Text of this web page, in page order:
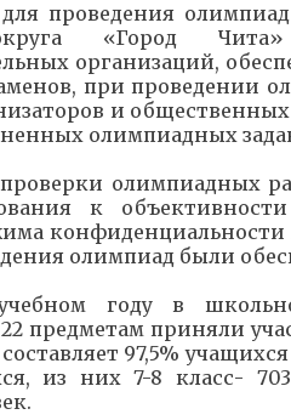
проведения
«Город
организаций,
при проведении
и
олимпиадных
проверки олимпиадных
к
олимпиад были
году в
предметам приняли
составляет 97,5%
из них 7-8 класс- 703